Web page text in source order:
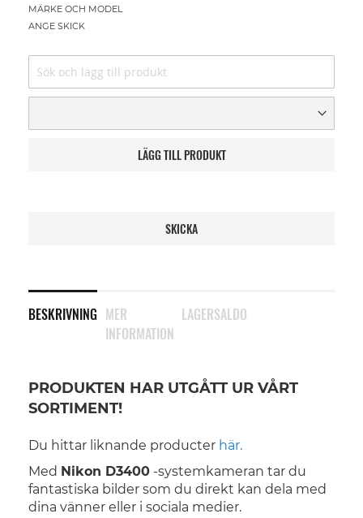
MÄRKE OCH MODEL
ANGE SKICK
LÄGG TILL PRODUKT
SKICKA
BESKRIVNING
PRODUKTEN HAR UTGÅTT UR VÅRT
SORTIMENT!
Du hittar liknande producter här.
Med Nikon D3400 -systemkameran tar du
fantastiska bilder som du direkt kan dela med
dina vänner eller i sociala medier.
MER
INFORMATION
LAGERSALDO